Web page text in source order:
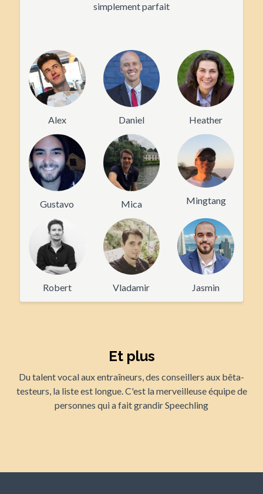
simplement parfait
Alex Daniel Heather
Gustavo Mica Mingtang
Robert Vladamir Jasmin
Et plus
Du talent vocal aux entraîneurs, des conseillers aux bêta-
testeurs, la liste est longue. C'est la merveilleuse équipe de
personnes qui a fait grandir Speechling